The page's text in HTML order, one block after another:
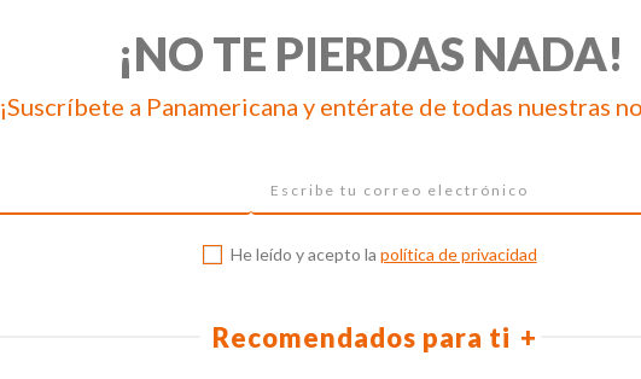
¡NO TE PIERDAS NADA!
¡Suscríbete a Panamericana y entérate de todas nuestras
He leído y acepto la política de privacidad
Recomendados para ti